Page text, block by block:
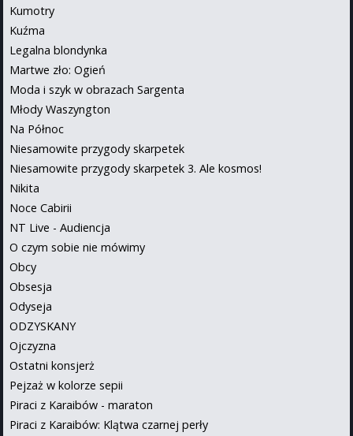
Kumotry
Kuźma
Legalna blondynka
Martwe zło: Ogień
Moda i szyk w obrazach Sargenta
Młody Waszyngton
Na Północ
Niesamowite przygody skarpetek
Niesamowite przygody skarpetek 3. Ale kosmos!
Nikita
Noce Cabirii
NT Live - Audiencja
O czym sobie nie mówimy
Obcy
Obsesja
Odyseja
ODZYSKANY
Ojczyzna
Ostatni konsjerż
Pejzaż w kolorze sepii
Piraci z Karaibów - maraton
Piraci z Karaibów: Klątwa czarnej perły